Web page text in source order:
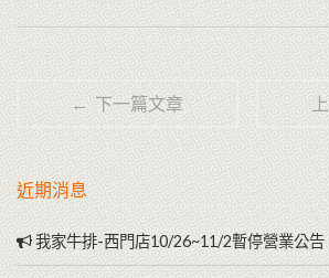
← 下一篇文章
近期消息
我家牛排-西門店10/26~11/2暫停營業公告